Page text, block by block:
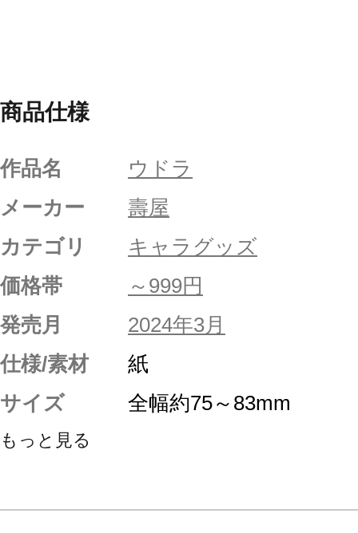
商品仕様
作品名
ウドラ
メーカー
壽屋
カテゴリ
キャラグッズ
価格帯
～999円
発売月
2024年3月
仕様/素材
紙
サイズ
全幅約75～83mm
もっと見る